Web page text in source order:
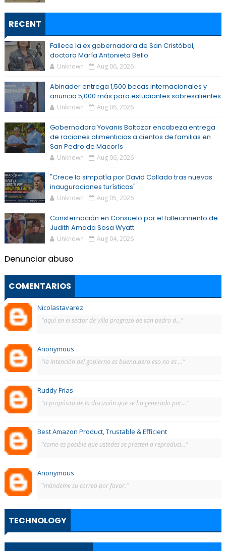
RECENT
Fallece la ex gobernadora de San Cristóbal,
doctora María Antonieta Bello
Unknown Aug 06, 2026
Abinader entrega 1,500 becas internacionales y
anuncia 5,000 más para estudiantes sobresalientes
Unknown Aug 06, 2026
Gobernadora Yovanis Baltazar encabeza entrega
de raciones alimenticias a cientos de familias en
San Pedro de Macorís
Unknown Aug 06, 2026
"Crece la simpatía por David Collado tras nuevas
inauguraciones turísticas"
Unknown Aug 05, 2026
Consternación en Consuelo por el fallecimiento de
Judith Amada Sosa Wyatt
Unknown Aug 04, 2026
Denunciar abuso
COMENTARIOS
Nicolastavarez
"aquí en el sector de villa progreso de san pedro d..."
Anonymous
"la intención del gobierno es buena.pero eso no es ..."
Ruddy Frías
"a propósito de la discusión que se ha generado por..."
Best Amazon Product, Trustable & Efficient
"como es posible que ustedes se presten a reproduci..."
Anonymous
"màndeme su correo por favor."
TECHNOLOGY